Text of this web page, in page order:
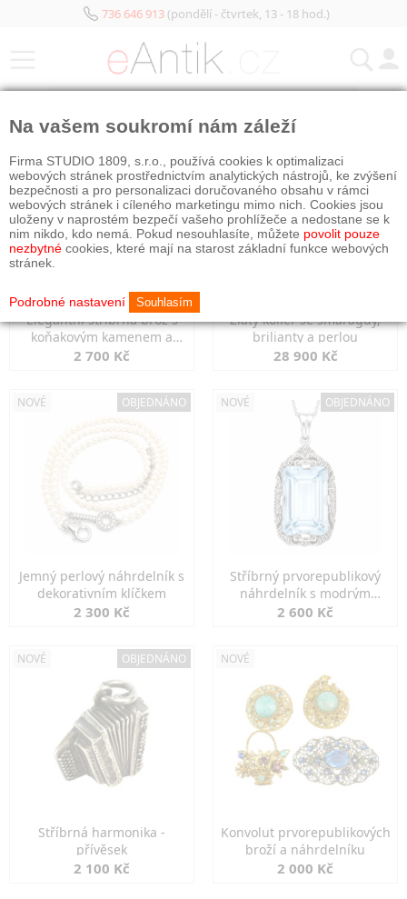
736 646 913(pondělí - čtvrtek, 13 - 18 hod.)
Elegantní stříbrná brož s
koňakovým kamenem a
markazity
2 700 Kč
Zlatý kolier se smaragdy,
brilianty a perlou
28 900 Kč
NOVÉ OBJEDNÁNO
Jemný perlový náhrdelník s
dekorativním klíčkem
2 300 Kč
NOVÉ OBJEDNÁNO
Stříbrný prvorepublikový
náhrdelník s modrým
spinelem
2 600 Kč
NOVÉ OBJEDNÁNO
Stříbrná harmonika -
přívěsek
2 100 Kč
NOVÉ
Konvolut prvorepublikových
broží a náhrdelníku
2 000 Kč
Na vašem soukromí nám záleží
Firma STUDIO 1809, s.r.o., používá cookies k optimalizaci
webových stránek prostřednictvím analytických nástrojů, ke zvýšení
bezpečnosti a pro personalizaci doručovaného obsahu v rámci
webových stránek i cíleného marketingu mimo nich. Cookies jsou
uloženy v naprostém bezpečí vašeho prohlížeče a nedostane se k
nim nikdo, kdo nemá. Pokud nesouhlasíte, můžete povolit pouze
nezbytné cookies, které mají na starost základní funkce webových
stránek.
Podrobné nastavení Souhlasím